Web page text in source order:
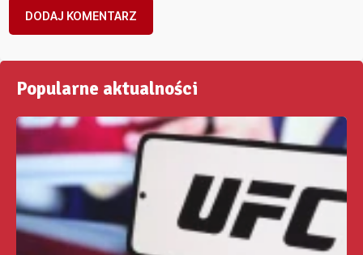
Popularne aktualności